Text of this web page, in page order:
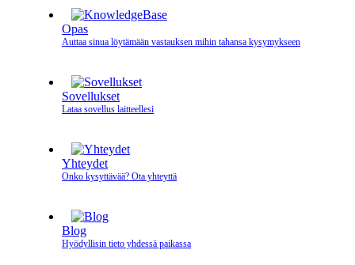
Opas
Auttaa sinua löytämään vastauksen mihin tahansa kysymykseen
Sovellukset
Lataa sovellus laitteellesi
Yhteydet
Onko kysyttävää? Ota yhteyttä
Blog
Hyödyllisin tieto yhdessä paikassa